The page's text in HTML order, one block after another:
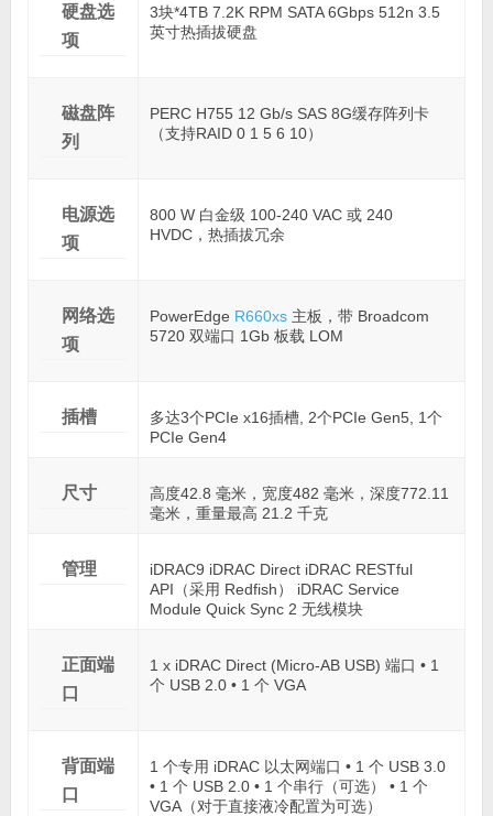
硬盘选
项
3块*4TB 7.2K RPM SATA 6Gbps 512n 3.5
英寸热插拔硬盘
磁盘阵
列
PERC H755 12 Gb/s SAS 8G缓存阵列卡
（支持RAID 0 1 5 6 10）
电源选
项
800 W 白金级 100-240 VAC 或 240
HVDC，热插拔冗余
网络选
项
PowerEdge R660xs主板，带 Broadcom
5720 双端口 1Gb 板载 LOM
插槽
多达3个PCIe x16插槽, 2个PCIe Gen5, 1个
PCIe Gen4
尺寸
高度42.8 毫米，宽度482 毫米，深度772.11
毫米，重量最高 21.2 千克
管理
iDRAC9 iDRAC Direct iDRAC RESTful
API（采用 Redfish） iDRAC Service
Module Quick Sync 2 无线模块
正面端
口
1 x iDRAC Direct (Micro-AB USB) 端口 • 1
个 USB 2.0 • 1 个 VGA
背面端
口
1 个专用 iDRAC 以太网端口 • 1 个 USB 3.0
• 1 个 USB 2.0 • 1 个串行（可选） • 1 个
VGA（对于直接液冷配置为可选）